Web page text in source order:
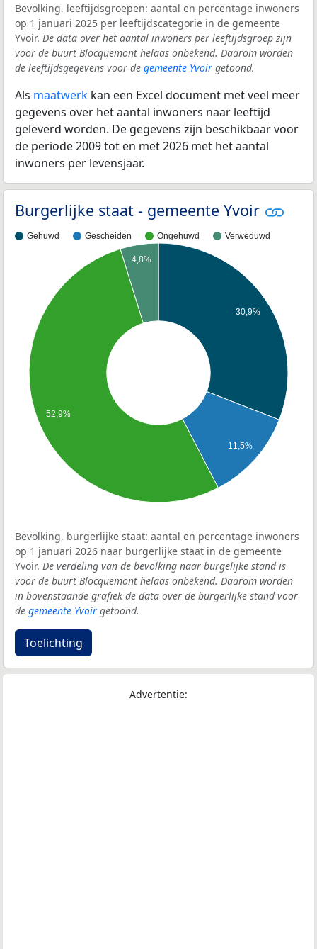
Bevolking, leeftijdsgroepen: aantal en percentage inwoners
op 1 januari 2025 per leeftijdscategorie in de gemeente
Yvoir. De data over het aantal inwoners per leeftijdsgroep zijn
voor de buurt Blocquemont helaas onbekend. Daarom worden
de leeftijdsgegevens voor de gemeente Yvoir getoond.
Als maatwerk kan een Excel document met veel meer
gegevens over het aantal inwoners naar leeftijd
geleverd worden. De gegevens zijn beschikbaar voor
de periode 2009 tot en met 2026 met het aantal
inwoners per levensjaar.
Burgerlijke staat - gemeente Yvoir
Gehuwd Gescheiden Ongehuwd Verweduwd
30,9%
11,5%
4,8%
52,9%
Bevolking, burgerlijke staat: aantal en percentage inwoners
op 1 januari 2026 naar burgerlijke staat in de gemeente
Yvoir. De verdeling van de bevolking naar burgelijke stand is
voor de buurt Blocquemont helaas onbekend. Daarom worden
in bovenstaande grafiek de data over de burgerlijke stand voor
de gemeente Yvoir getoond.
Toelichting
Advertentie: